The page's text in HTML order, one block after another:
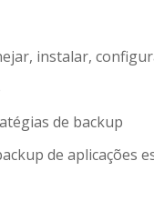
instalar,
de backup
de aplicações